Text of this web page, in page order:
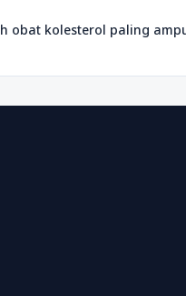
obat kolesterol paling